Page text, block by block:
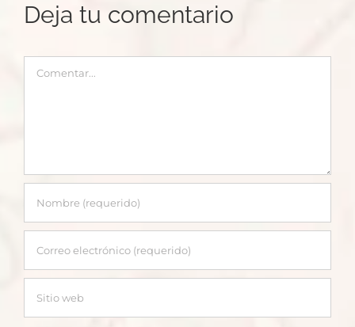
Deja tu comentario
Comentar